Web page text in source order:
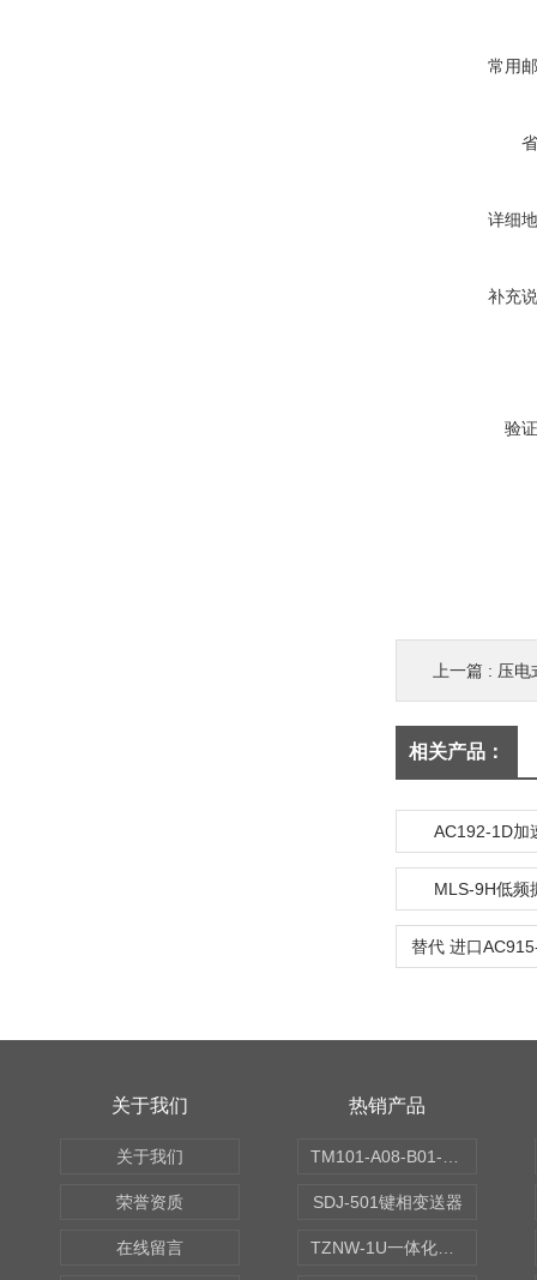
常用
详细
补充
验
上一篇 : 压电
相关产品：
AC192-1D加
MLS-9H低频
关于我们
关于我们
荣誉资质
在线留言
热销产品
SDJ-501键相变送器